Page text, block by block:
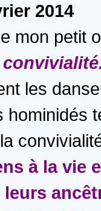
2014
mon petit
les
hominidés
à la vie